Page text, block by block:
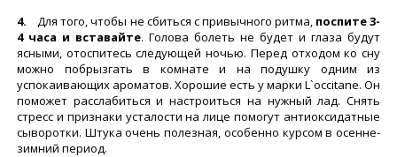
4. Для того, чтобы не сбиться с привычного ритма, поспите 3-
4 часа и вставайте. Голова болеть не будет и глаза будут
ясными, отоспитесь следующей ночью. Перед отходом ко сну
можно побрызгать в комнате и на подушку одним из
успокаивающих ароматов. Хорошие есть у марки L`occitane. Он
поможет расслабиться и настроиться на нужный лад. Снять
стресс и признаки усталости на лице помогут антиоксидатные
сыворотки. Штука очень полезная, особенно курсом в осенне-
зимний период.